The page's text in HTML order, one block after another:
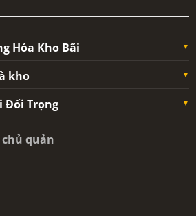
Hóa Kho Bãi
kho
Đối Trọng
quản